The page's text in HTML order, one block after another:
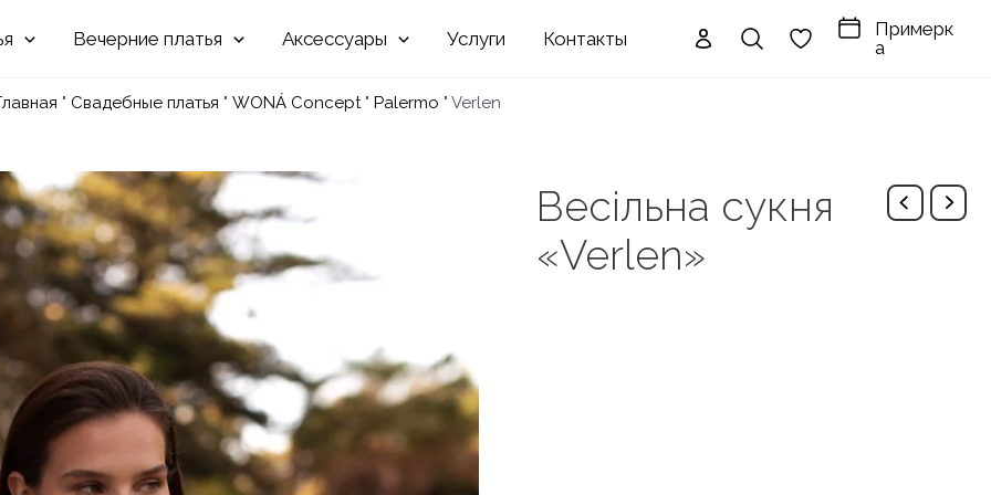
Вечерние Аксессуары Услуги Контакты
Примерк
а
" Свадебные платья " WONÁ Concept" Palermo " Verlen
Весільна сукня
«Verlen»